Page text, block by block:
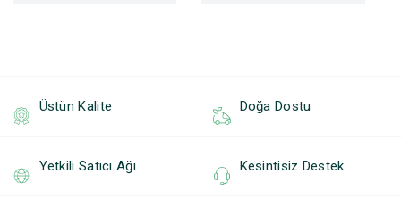
Üstün Kalite Doğa Dostu
Yetkili Satıcı Ağı Kesintisiz Destek